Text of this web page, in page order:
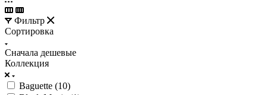
Фильтр
Сортировка
Сначала дешевые
Коллекция
Baguette (10)